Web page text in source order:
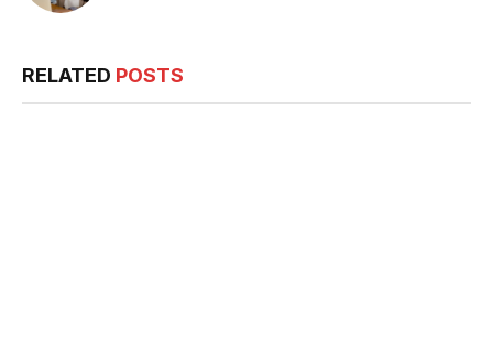
RELATED POSTS